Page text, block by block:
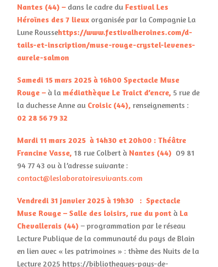
Nantes (44) – dans le cadre du Festival Les
Héroïnes des 7 lieux organisée par la Compagnie La
Lune Roussehttps://www.festivalheroines.com/d-
tails-et-inscription/muse-rouge-crystel-levenes-
aurele-salmon
Samedi 15 mars 2025 à 16h00 Spectacle Muse
Rouge – à la médiathèque Le Traict d’encre, 5 rue de
la duchesse Anne au Croisic (44), renseignements :
02 28 56 79 32
Mardi 11 mars 2025 à 14h30 et 20h00 : Théâtre
Francine Vasse, 18 rue Colbert à Nantes (44) 09 81
94 77 43 ou à l’adresse suivante :
contact@leslaboratoiresvivants.com
Vendredi 31 janvier 2025 à 19h30 : Spectacle
Muse Rouge – Salle des loisirs, rue du pont à La
Chevallerais (44) – programmation par le réseau
Lecture Publique de la communauté du pays de Blain
en lien avec « les patrimoines » : thème des Nuits de la
Lecture 2025 https://bibliotheques-pays-de-